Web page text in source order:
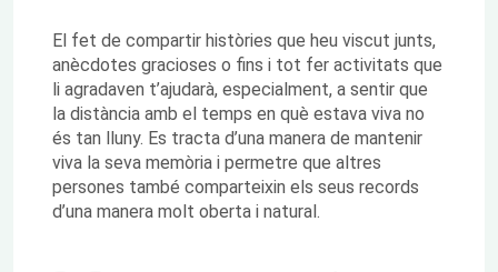
El fet de compartir històries que heu viscut junts,
anècdotes gracioses o fins i tot fer activitats que
li agradaven t’ajudarà, especialment, a sentir que
la distància amb el temps en què estava viva no
és tan lluny. Es tracta d’una manera de mantenir
viva la seva memòria i permetre que altres
persones també comparteixin els seus records
d’una manera molt oberta i natural.